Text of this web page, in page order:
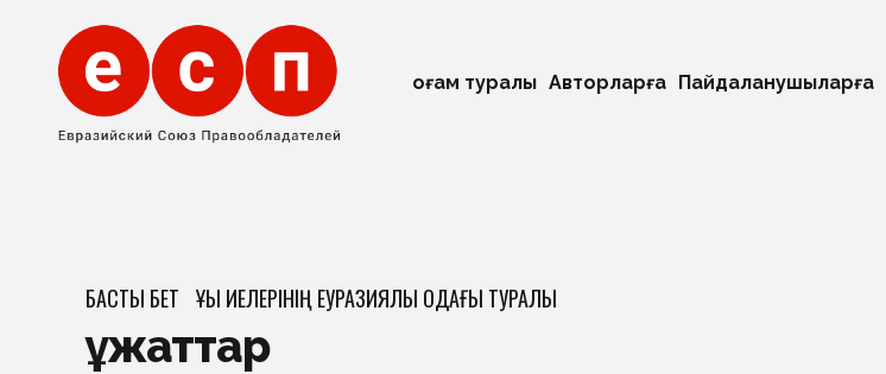
Қоғам туралы Авторларға Пайдаланушыларға
БАСТЫ БЕТ ҚҰҚЫҚ ИЕЛЕРІНІҢ ЕУРАЗИЯЛЫҚ ОДАҒЫ ТУРАЛЫ
Құжаттар